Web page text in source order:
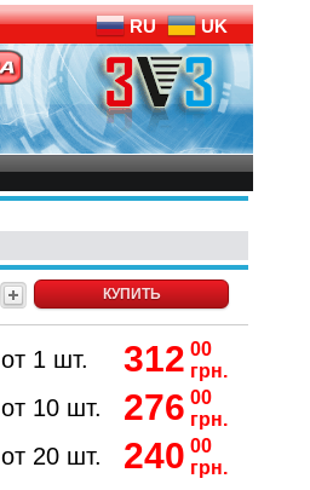
RU UK
КУПИТЬ
от 1 шт. 312 00
грн.
от 10 шт. 276 00
грн.
от 20 шт. 240 00
грн.